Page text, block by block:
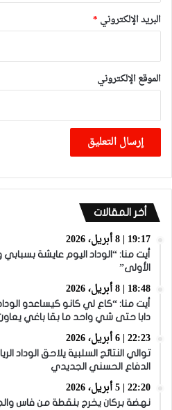
البريد الإلكتروني *
الموقع الإلكتروني
أخر المقالات
19:17 | 8 أبريل، 2026
الأولى”
18:48 | 8 أبريل، 2026
أيت منا: “كاع لي كانو كيساعدو
دابا حتى شي واحد ما بقا باغي
22:23 | 6 أبريل، 2026
توالي النتائج السلبية يلاحق الوداد
الدفاع الحسني الجديدي
22:20 | 5 أبريل، 2026
نهضة بركان يخرج بنقطة من فاس